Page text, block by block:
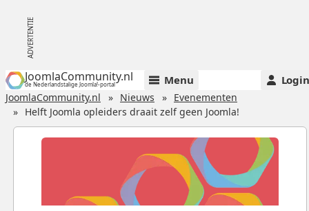
JoomlaCommunity.nl
de Nederlandstalige Joomla!-portal Menu Login
JoomlaCommunity.nl Nieuws
Evenementen
Helft Joomla opleiders draait zelf geen Joomla!